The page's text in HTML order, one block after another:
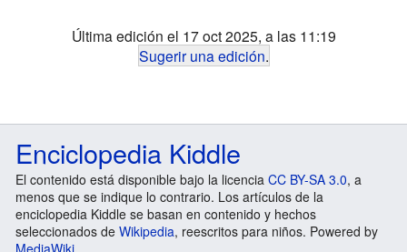
Última edición el 17 oct 2025, a las 11:19
Sugerir una edición.
Enciclopedia Kiddle
El contenido está disponible bajo la licencia CC BY-SA 3.0, a
menos que se indique lo contrario. Los artículos de la
enciclopedia Kiddle se basan en contenido y hechos
seleccionados de Wikipedia, reescritos para niños. Powered by